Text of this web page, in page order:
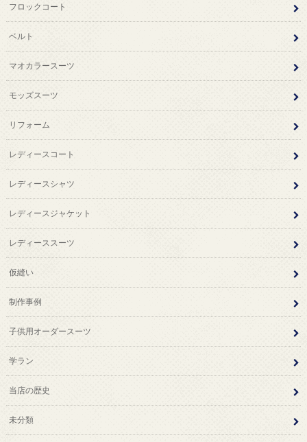
フロックコート
ベルト
マオカラースーツ
モッズスーツ
リフォーム
レディースコート
レディースシャツ
レディースジャケット
レディーススーツ
仮縫い
制作事例
子供用オーダースーツ
学ラン
当店の歴史
未分類